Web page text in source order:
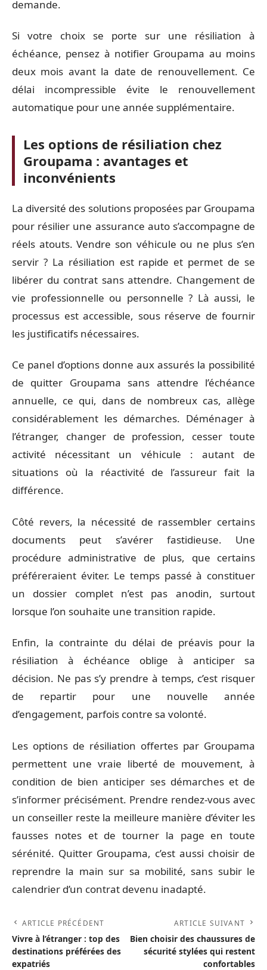
demande.
Si votre choix se porte sur une résiliation à
échéance, pensez à notifier Groupama au moins
deux mois avant la date de renouvellement. Ce
délai incompressible évite le renouvellement
automatique pour une année supplémentaire.
Les options de résiliation chez
Groupama : avantages et
inconvénients
La diversité des solutions proposées par Groupama
pour résilier une assurance auto s’accompagne de
réels atouts. Vendre son véhicule ou ne plus s’en
servir ? La résiliation est rapide et permet de se
libérer du contrat sans attendre. Changement de
vie professionnelle ou personnelle ? Là aussi, le
processus est accessible, sous réserve de fournir
les justificatifs nécessaires.
Ce panel d’options donne aux assurés la possibilité
de quitter Groupama sans attendre l’échéance
annuelle, ce qui, dans de nombreux cas, allège
considérablement les démarches. Déménager à
l’étranger, changer de profession, cesser toute
activité nécessitant un véhicule : autant de
situations où la réactivité de l’assureur fait la
différence.
Côté revers, la nécessité de rassembler certains
documents peut s’avérer fastidieuse. Une
procédure administrative de plus, que certains
préféreraient éviter. Le temps passé à constituer
un dossier complet n’est pas anodin, surtout
lorsque l’on souhaite une transition rapide.
Enfin, la contrainte du délai de préavis pour la
résiliation à échéance oblige à anticiper sa
décision. Ne pas s’y prendre à temps, c’est risquer
de repartir pour une nouvelle année
d’engagement, parfois contre sa volonté.
Les options de résiliation offertes par Groupama
permettent une vraie liberté de mouvement, à
condition de bien anticiper ses démarches et de
s’informer précisément. Prendre rendez-vous avec
un conseiller reste la meilleure manière d’éviter les
fausses notes et de tourner la page en toute
sérénité. Quitter Groupama, c’est aussi choisir de
reprendre la main sur sa mobilité, sans subir le
calendrier d’un contrat devenu inadapté.
ARTICLE PRÉCÉDENT
Vivre à l’étranger : top des
destinations préférées des
expatriés
ARTICLE SUIVANT
Bien choisir des chaussures de
sécurité stylées qui restent
confortables